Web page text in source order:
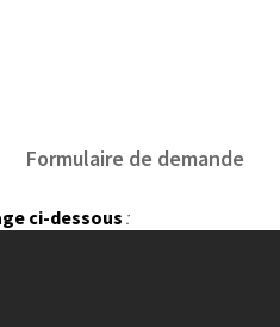
Formulaire de demande
ci-dessous :